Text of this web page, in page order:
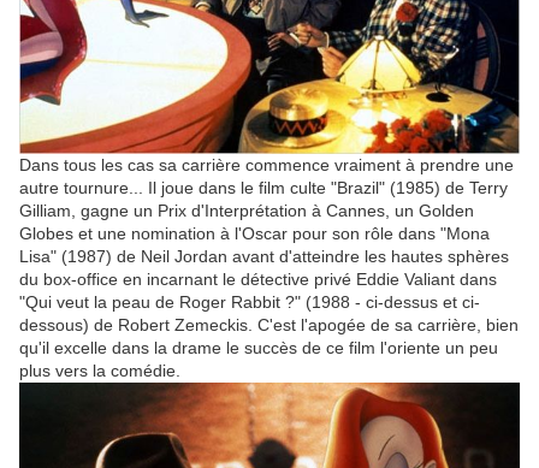
Dans tous les cas sa carrière commence vraiment à prendre une
autre tournure... Il joue dans le film culte "Brazil" (1985) de Terry
Gilliam, gagne un Prix d'Interprétation à Cannes, un Golden
Globes et une nomination à l'Oscar pour son rôle dans "Mona
Lisa" (1987) de Neil Jordan avant d'atteindre les hautes sphères
du box-office en incarnant le détective privé Eddie Valiant dans
"Qui veut la peau de Roger Rabbit ?" (1988 - ci-dessus et ci-
dessous) de Robert Zemeckis. C'est l'apogée de sa carrière, bien
qu'il excelle dans la drame le succès de ce film l'oriente un peu
plus vers la comédie.